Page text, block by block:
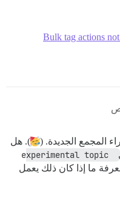
Bulk tag actions
المجمع الجديدة. (
). هل
experimental topic
ما إذا كان ذلك يعمل